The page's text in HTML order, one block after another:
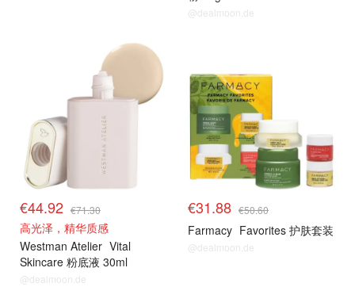
@dealmoon.de
€44.92 €71.30
高光泽，精华质感
Westman Atelier Vital
Skincare 粉底液 30ml
@dealmoon.de
€31.88 €50.60
Farmacy Favorites 护肤套装
@dealmoon.de